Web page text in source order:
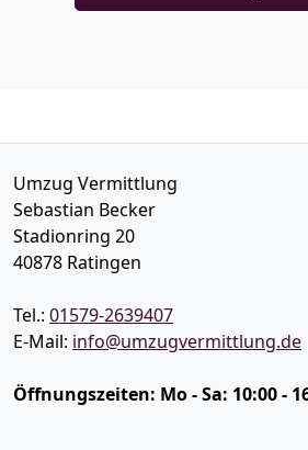
Umzug Vermittlung
Sebastian Becker
Stadionring 20
40878 Ratingen
Tel.: 01579-2639407
E-Mail: info@umzugvermittlung.de
Öffnungszeiten: Mo - Sa: 10:00 -